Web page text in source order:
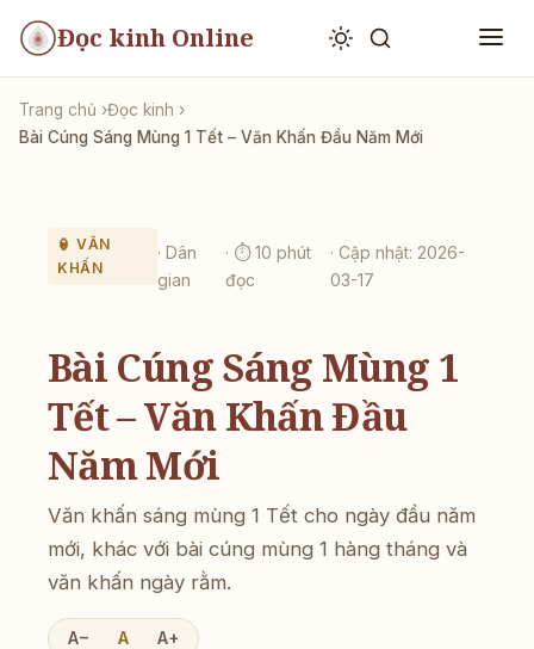
Đọc kinh Online
Trang chủ
Đọc kinh
Bài Cúng Sáng Mùng 1 Tết – Văn Khấn Đầu Năm Mới
🏮 VĂN
KHẤN
· Dân
gian
· ⏱ 10 phút
đọc
· Cập nhật: 2026-
03-17
Bài Cúng Sáng Mùng 1
Tết – Văn Khấn Đầu
Năm Mới
Văn khấn sáng mùng 1 Tết cho ngày đầu năm
mới, khác với bài cúng mùng 1 hàng tháng và
văn khấn ngày rằm.
A− A A+